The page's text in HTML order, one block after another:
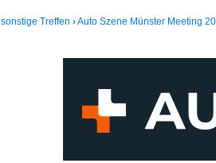
sonstige Treffen ›Auto Szene Münster Meeting